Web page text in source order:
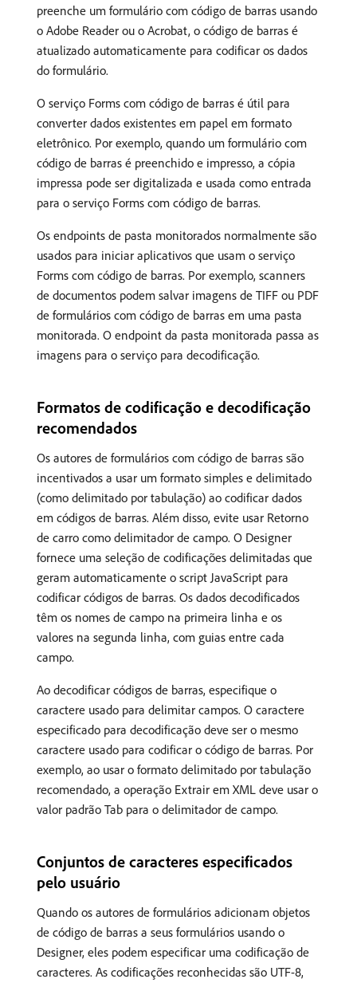
preenche um formulário com código de barras usando
o Adobe Reader ou o Acrobat, o código de barras é
atualizado automaticamente para codificar os dados
do formulário.
O serviço Forms com código de barras é útil para
converter dados existentes em papel em formato
eletrônico. Por exemplo, quando um formulário com
código de barras é preenchido e impresso, a cópia
impressa pode ser digitalizada e usada como entrada
para o serviço Forms com código de barras.
Os endpoints de pasta monitorados normalmente são
usados para iniciar aplicativos que usam o serviço
Forms com código de barras. Por exemplo, scanners
de documentos podem salvar imagens de TIFF ou PDF
de formulários com código de barras em uma pasta
monitorada. O endpoint da pasta monitorada passa as
imagens para o serviço para decodificação.
Formatos de codificação e decodificação
recomendados
Os autores de formulários com código de barras são
incentivados a usar um formato simples e delimitado
(como delimitado por tabulação) ao codificar dados
em códigos de barras. Além disso, evite usar Retorno
de carro como delimitador de campo. O Designer
fornece uma seleção de codificações delimitadas que
geram automaticamente o script JavaScript para
codificar códigos de barras. Os dados decodificados
têm os nomes de campo na primeira linha e os
valores na segunda linha, com guias entre cada
campo.
Ao decodificar códigos de barras, especifique o
caractere usado para delimitar campos. O caractere
especificado para decodificação deve ser o mesmo
caractere usado para codificar o código de barras. Por
exemplo, ao usar o formato delimitado por tabulação
recomendado, a operação Extrair em XML deve usar o
valor padrão Tab para o delimitador de campo.
Conjuntos de caracteres especificados
pelo usuário
Quando os autores de formulários adicionam objetos
de código de barras a seus formulários usando o
Designer, eles podem especificar uma codificação de
caracteres. As codificações reconhecidas são UTF-8,